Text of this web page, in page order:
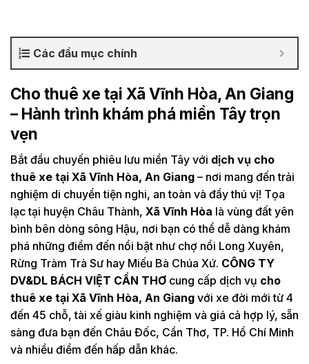
Các đầu mục chính
Cho thuê xe tại Xã Vĩnh Hòa, An Giang
– Hành trình khám phá miền Tây trọn
vẹn
Bắt đầu chuyến phiêu lưu miền Tây với dịch vụ cho
thuê xe tại Xã Vĩnh Hòa, An Giang – nơi mang đến trải
nghiệm di chuyển tiện nghi, an toàn và đầy thú vị! Tọa
lạc tại huyện Châu Thành, Xã Vĩnh Hòa là vùng đất yên
bình bên dòng sông Hậu, nơi bạn có thể dễ dàng khám
phá những điểm đến nổi bật như chợ nổi Long Xuyên,
Rừng Tràm Trà Sư hay Miếu Bà Chúa Xứ. CÔNG TY
DV&DL BÁCH VIỆT CẦN THƠ cung cấp dịch vụ cho
thuê xe tại Xã Vĩnh Hòa, An Giang với xe đời mới từ 4
đến 45 chỗ, tài xế giàu kinh nghiệm và giá cả hợp lý, sẵn
sàng đưa bạn đến Châu Đốc, Cần Thơ, TP. Hồ Chí Minh
và nhiều điểm đến hấp dẫn khác.